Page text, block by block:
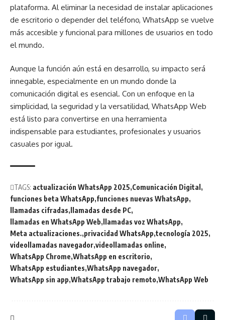
plataforma. Al eliminar la necesidad de instalar aplicaciones
de escritorio o depender del teléfono, WhatsApp se vuelve
más accesible y funcional para millones de usuarios en todo
el mundo.
Aunque la función aún está en desarrollo, su impacto será
innegable, especialmente en un mundo donde la
comunicación digital es esencial. Con un enfoque en la
simplicidad, la seguridad y la versatilidad, WhatsApp Web
está listo para convertirse en una herramienta
indispensable para estudiantes, profesionales y usuarios
casuales por igual.
TAGS: actualización WhatsApp 2025 Comunicación Digital
funciones beta WhatsApp funciones nuevas WhatsApp
llamadas cifradas
llamadas desde PC
llamadas en WhatsApp Web
llamadas voz WhatsApp
Meta actualizaciones. privacidad WhatsApp tecnología 2025
videollamadas navegador videollamadas online
WhatsApp Chrome WhatsApp en escritorio
WhatsApp estudiantes WhatsApp navegador
WhatsApp sin app WhatsApp trabajo remoto WhatsApp Web